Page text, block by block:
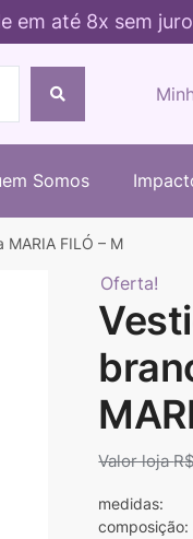
em até 8x sem
Somos
FILÓ – M
Oferta!
medidas: